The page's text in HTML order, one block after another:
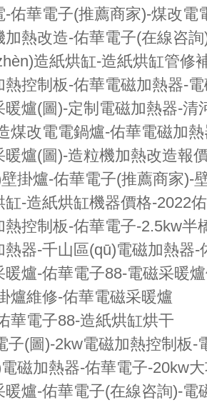
-佑華電子(推薦商家)-煤改電
加熱改造-佑華電子(在線咨
造紙烘缸-造紙烘缸管修
熱控制板-佑華電磁加熱器-
暖爐(圖)-定制電磁加熱器-清
煤改電電鍋爐-佑華電磁加
暖爐(圖)-造粒機加熱改造報
掛爐-佑華電子(推薦商家)-
缸-造紙烘缸機器價格-2022
熱控制板-佑華電子-2.5kw半
熱器-千山區(qū)電磁加熱器-
暖爐-佑華電子88-電磁采暖
爐維修-佑華電磁采暖爐
華電子88-造紙烘缸烘干
子(圖)-2kw電磁加熱控制板-
磁加熱器-佑華電子-20kw
暖爐-佑華電子(在線咨詢)-電